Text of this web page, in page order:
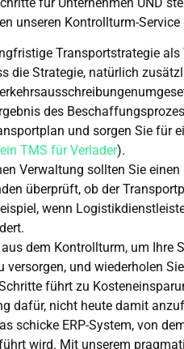
unseren Kontrollturm-Service
Transportstrategie
die Strategie, natürlich
des
und sorgen Sie für
ein TMS für Verlader).
Verwaltung sollten Sie einen
überprüft, ob der
wenn
dem Kontrollturm, um
versorgen, und wiederholen
führt zu
dafür, nicht heute damit
schicke ERP-System, von
wird. Mit unserem